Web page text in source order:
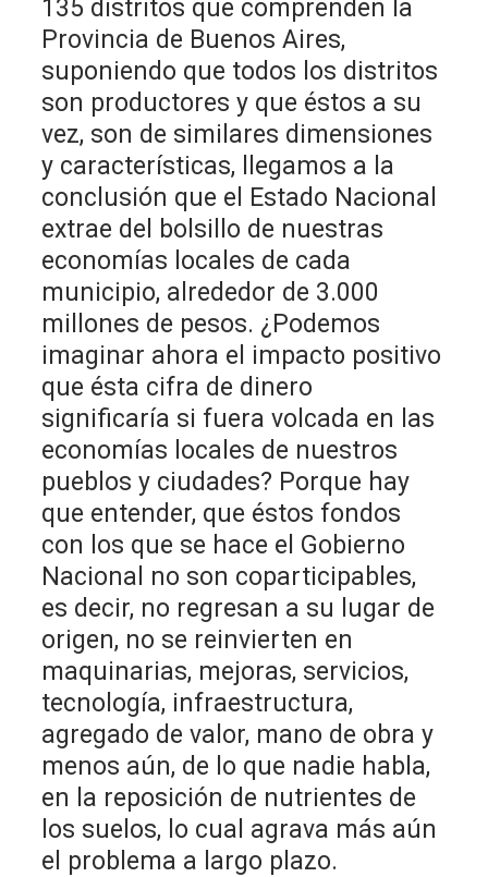
135 distritos que comprenden la
Provincia de Buenos Aires,
suponiendo que todos los distritos
son productores y que éstos a su
vez, son de similares dimensiones
y características, llegamos a la
conclusión que el Estado Nacional
extrae del bolsillo de nuestras
economías locales de cada
municipio, alrededor de 3.000
millones de pesos. ¿Podemos
imaginar ahora el impacto positivo
que ésta cifra de dinero
significaría si fuera volcada en las
economías locales de nuestros
pueblos y ciudades? Porque hay
que entender, que éstos fondos
con los que se hace el Gobierno
Nacional no son coparticipables,
es decir, no regresan a su lugar de
origen, no se reinvierten en
maquinarias, mejoras, servicios,
tecnología, infraestructura,
agregado de valor, mano de obra y
menos aún, de lo que nadie habla,
en la reposición de nutrientes de
los suelos, lo cual agrava más aún
el problema a largo plazo.